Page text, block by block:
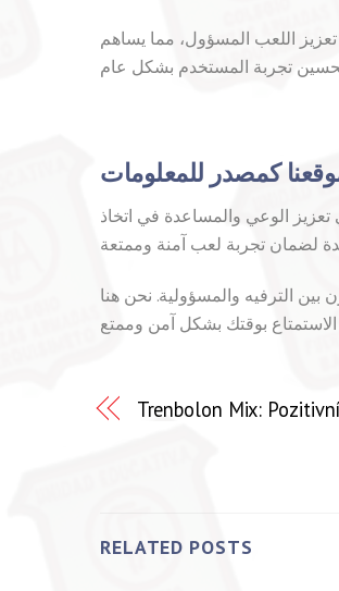
اللعب المسؤول، مما يساهم
كمصدر للمعلومات
الوعي والمساعدة في اتخاذ
الترفيه والمسؤولية. نحن هنا
Trenbolon Mix:
RELATED POSTS